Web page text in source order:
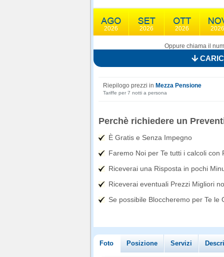
2026 2026 2026 2026
Oppure chiama il
Riepilogo prezzi in Mezza Pensione
Tariffe per 7 notti a persona
Perchè richiedere un
È Gratis e Senza Impegno
Faremo Noi per Te tutti i calcoli con
Riceverai una Risposta in pochi
Riceverai eventuali Prezzi Migliori
Se possibile Bloccheremo per Te le
Foto Posizione Servizi